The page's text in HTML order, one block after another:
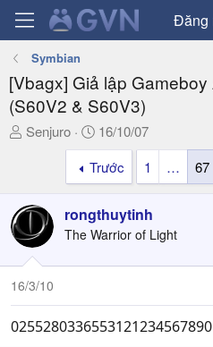
Đăng
Symbian
[Vbagx] Giả lập
(S60V2 & S60V3)
T
a
d
s
t
a
t
e
Senjuro
N
g
à
y
g
ử
i
16/10/07
Trước
1 … 67
rongthuytinh
The Warrior of Light
16/3/10